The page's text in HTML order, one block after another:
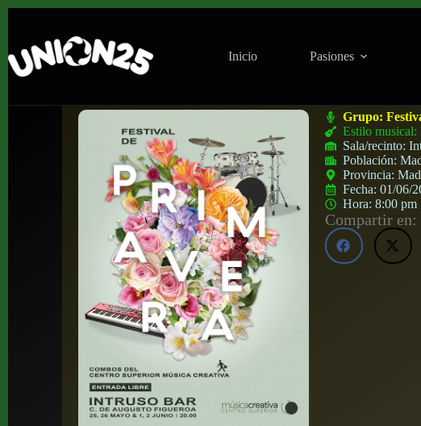
Inicio Pasiones
Grupo:
Estilo musical:
Sala/recinto:
Población:
Provincia:
Fecha:01/06/
Hora:8:00 pm
Compartir en: